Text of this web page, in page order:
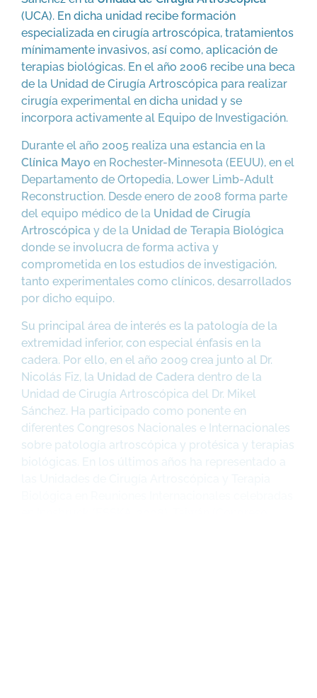
(UCA). En dicha unidad recibe formación
especializada en cirugía artroscópica, tratamientos
mínimamente invasivos, así como, aplicación de
terapias biológicas. En el año 2006 recibe una beca
de la Unidad de Cirugía Artroscópica para realizar
cirugía experimental en dicha unidad y se
incorpora activamente al Equipo de Investigación.
Durante el año 2005 realiza una estancia en la
Clínica Mayo en Rochester-Minnesota (EEUU), en el
Departamento de Ortopedia, Lower Limb-Adult
Reconstruction. Desde enero de 2008 forma parte
del equipo médico de la Unidad de Cirugía
Artroscópica y de la Unidad de Terapia Biológica
donde se involucra de forma activa y
comprometida en los estudios de investigación,
tanto experimentales como clínicos, desarrollados
por dicho equipo.
Su principal área de interés es la patología de la
extremidad inferior, con especial énfasis en la
cadera. Por ello, en el año 2009 crea junto al Dr.
Nicolás Fiz, la Unidad de Cadera dentro de la
Unidad de Cirugía Artroscópica del Dr. Mikel
Sánchez. Ha participado como ponente en
diferentes Congresos Nacionales e Internacionales
sobre patología artroscópica y protésica y terapias
biológicas. En los últimos años ha representado a